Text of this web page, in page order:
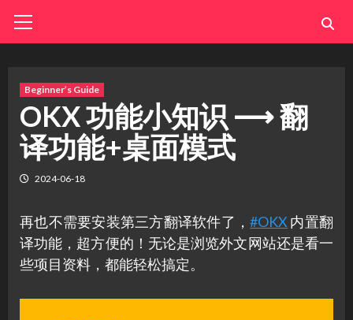
Menu
Beginner’s Guide
OKX 功能小知识 ⟶ 翻
译功能+桌面模式
2024-06-18
再也不需要安装第三方翻译软件了，#OKX 内置翻
译功能，超方便的！无论是浏览外文网站还是看一
些项目资料，都能轻松搞定。